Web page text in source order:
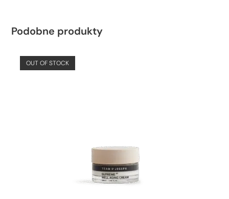
Podobne produkty
OUT OF STOCK